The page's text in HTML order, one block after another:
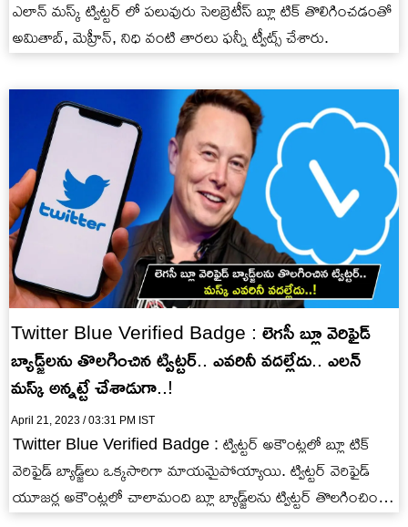
ఎలాన్ మస్క్ ట్విట్టర్ లో పలువురు సెలబ్రెటీస్ బ్లూ టిక్ తొలిగించడంతో
అమితాబ్, మెహ్రీన్, నిధి వంటి తారలు ఫన్నీ ట్వీట్స్ చేశారు.
Twitter Blue Verified Badge : లెగసీ బ్లూ వెరిఫైడ్
బ్యాడ్జ్‌లను తొలగించిన ట్విట్టర్.. ఎవరినీ వదల్లేదు.. ఎలన్
మస్క్ అన్నట్టే చేశాడుగా..!
April 21, 2023 / 03:31 PM IST
Twitter Blue Verified Badge : ట్విట్టర్ అకౌంట్లలో బ్లూ టిక్
వెరిఫైడ్ బ్యాడ్జ్‌లు ఒక్కసారిగా మాయమైపోయ్యాయి. ట్విట్టర్ వెరిఫైడ్
యూజర్ల అకౌంట్లలో చాలామంది బ్లూ బ్యాడ్జ్‌లను ట్విట్టర్ తొలగించింది.